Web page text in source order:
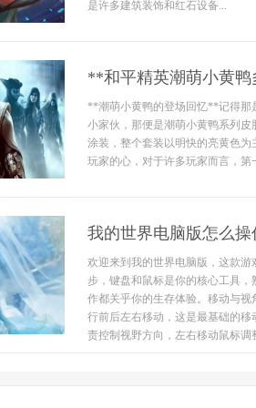
是许多建筑装饰和红石设备...
**和平精英潮萌小黄
**潮萌小黄鸭的登场回忆**记得那
小家伙，那便是潮萌小黄鸭系列
涂装，整个套装以明快的亮黄色
玩家的心，对于许多玩家而言，
我的世界电脑版怎么
欢迎来到我的世界电脑版，这款
步，键盘和鼠标是你的核心工具
作都关乎你的生存体验。移动与
行前后左右移动，这是最基础的
责控制视野方向，左右移动鼠标调